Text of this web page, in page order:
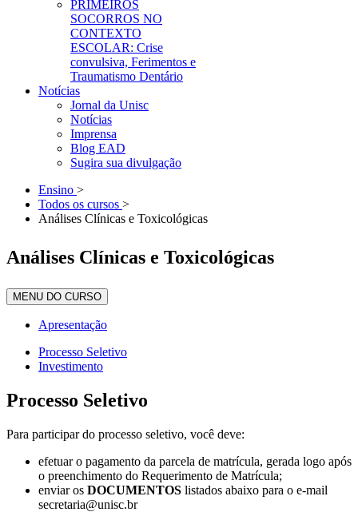
PRIMEIROS
SOCORROS NO
CONTEXTO
ESCOLAR: Crise
convulsiva, Ferimentos e
Traumatismo Dentário
Notícias
Jornal da Unisc
Notícias
Imprensa
Blog EAD
Sugira sua divulgação
Ensino >
Todos os cursos >
Análises Clínicas e Toxicológicas
Análises Clínicas e Toxicológicas
MENU DO CURSO
Apresentação
Processo Seletivo
Investimento
Processo Seletivo
Para participar do processo seletivo, você deve:
efetuar o pagamento da parcela de matrícula, gerada logo após
o preenchimento do Requerimento de Matrícula;
enviar os DOCUMENTOS listados abaixo para o e-mail
secretaria@unisc.br